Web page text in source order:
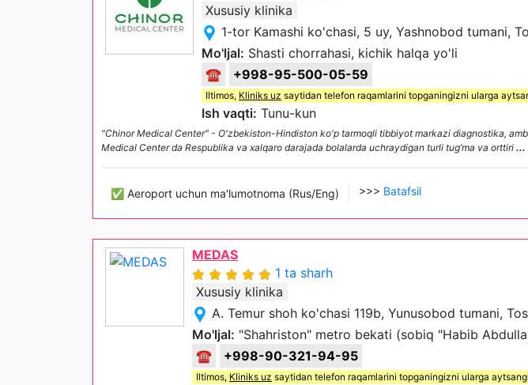
Xususiy klinika
1-tor Kamashi ko'chasi, 5 uy, Yashnobod tumani,
Mo'ljal: Shasti chorrahasi, kichik halqa yo'li
☎
+998-95-500-05-59
Iltimos, Kliniks uz saytidan telefon raqamlarini topganingizni ularga
Ish vaqti: Tunu-kun
"Chinor Medical Center" - O'zbekiston-Hindiston ko'p tarmoqli tibbiyot markazi diagnostika,
Medical Center da Respublika va xalqaro darajada bolalarda uchraydigan turli tug’ma va orttiri ...
✅ Aeroport uchun ma'lumotnoma (Rus/Eng) >>> Batafsil
MEDAS
1 ta sharh
Xususiy klinika
A. Temur shoh ko'chasi 119b, Yunusobod tumani,
Mo'ljal: "Shahriston" metro bekati (sobiq "Habib
☎
+998-90-321-94-95
Iltimos, Kliniks uz saytidan telefon raqamlarini topganingizni ularga